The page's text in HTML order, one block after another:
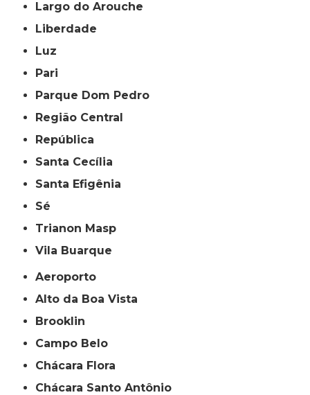
Largo do Arouche
Liberdade
Luz
Pari
Parque Dom Pedro
Região Central
República
Santa Cecília
Santa Efigênia
Sé
Trianon Masp
Vila Buarque
Aeroporto
Alto da Boa Vista
Brooklin
Campo Belo
Chácara Flora
Chácara Santo Antônio